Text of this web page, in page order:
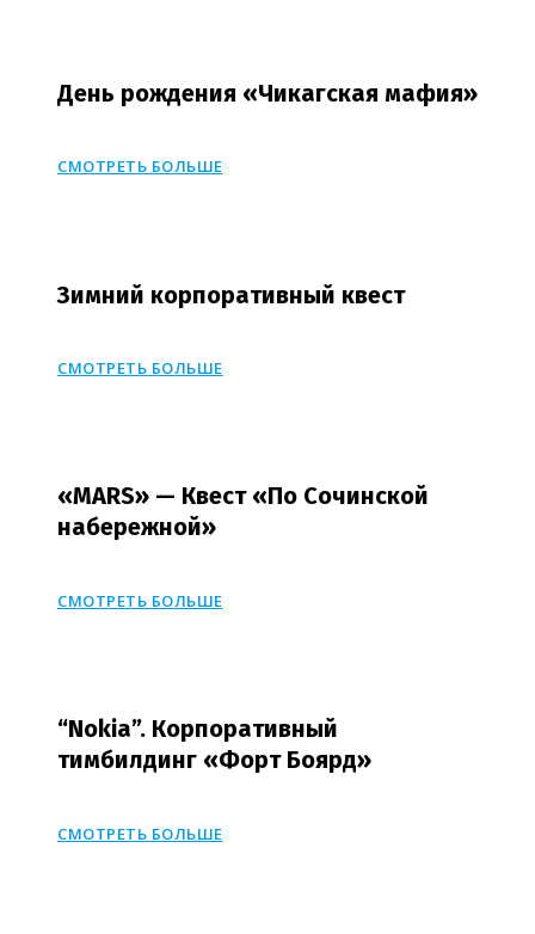
День рождения «Чикагская мафия»
СМОТРЕТЬ БОЛЬШЕ
Зимний корпоративный квест
СМОТРЕТЬ БОЛЬШЕ
«MARS» — Квест «По Сочинской
набережной»
СМОТРЕТЬ БОЛЬШЕ
“Nokia”. Корпоративный
тимбилдинг «Форт Боярд»
СМОТРЕТЬ БОЛЬШЕ